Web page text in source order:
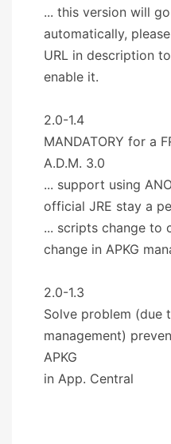
... this version will
automatically,
URL in description
enable it.
2.0-1.4
MANDATORY for a
A.D.M. 3.0
... support using
official JRE stay a
... scripts change to
change in APKG
2.0-1.3
Solve problem (due
management)
APKG
in App. Central